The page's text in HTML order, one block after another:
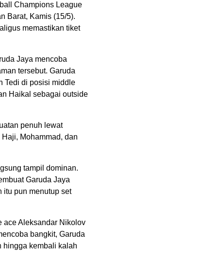
Champions League
Barat, Kamis (15/5).
memastikan tiket
Jaya mencoba
tersebut. Garuda
Tedi di posisi middle
Haikal sebagai outside
penuh lewat
Mohammad, dan
tampil dominan.
Garuda Jaya
itu pun menutup set
ace Aleksandar Nikolov
bangkit, Garuda
hingga kembali kalah